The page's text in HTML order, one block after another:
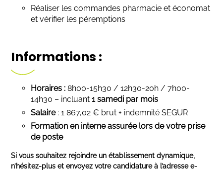
Réaliser les commandes pharmacie et économat
et vérifier les péremptions
Informations :
Horaires : 8h00-15h30 / 12h30-20h / 7h00-
14h30 – incluant1 samedi par mois
Salaire: 1 867,02 € brut + indemnité SEGUR
Formation en interne assurée lors de votre prise
de poste
Si vous souhaitez rejoindre un établissement dynamique,
n’hésitez-plus et envoyez votre candidature à l’adresse e-